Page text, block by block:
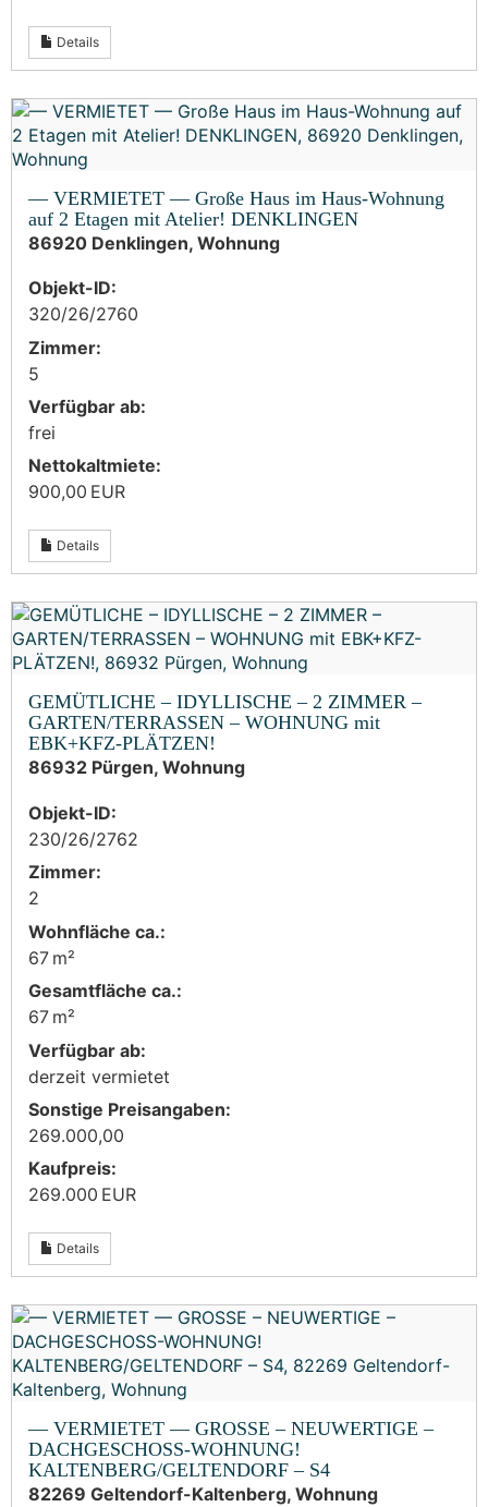
Details
— VERMIETET — Große Haus im Haus-Wohnung
auf 2 Etagen mit Atelier! DENKLINGEN
86920 Denklingen, Wohnung
Objekt-ID:
320/26/2760
Zimmer:
5
Verfügbar ab:
frei
Nettokaltmiete:
900,00 EUR
Details
GEMÜTLICHE – IDYLLISCHE – 2 ZIMMER –
GARTEN/TERRASSEN – WOHNUNG mit
EBK+KFZ-PLÄTZEN!
86932 Pürgen, Wohnung
Objekt-ID:
230/26/2762
Zimmer:
2
Wohnfläche ca.:
67 m²
Gesamtfläche ca.:
67 m²
Verfügbar ab:
derzeit vermietet
Sonstige Preisangaben:
269.000,00
Kaufpreis:
269.000 EUR
Details
— VERMIETET — GROSSE – NEUWERTIGE –
DACHGESCHOSS-WOHNUNG!
KALTENBERG/GELTENDORF – S4
82269 Geltendorf-Kaltenberg, Wohnung